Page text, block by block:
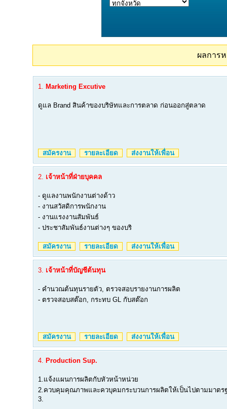
ผลการ
1. Marketing Excutive
ดูแล Brand สินค้าของบริษัทและการตลาด ก่อนออกสู่ตลาด
สมัครงาน รายละเอียด ส่งงานให้เพื่อน
2. เจ้าหน้าที่ฝ่ายบุคคล
- ดูแลงานพนักงานต่างด้าว
- งานสวัสดิการพนักงาน
- งานแรงงานสัมพันธ์
- ประชาสัมพันธ์งานต่างๆ ของบริ
สมัครงาน รายละเอียด ส่งงานให้เพื่อน
3. เจ้าหน้าที่บัญชีต้นทุน
- คำนวณต้นทุนรายตัว, ตรวจสอบรายงานการผลิต
- ตรวจสอบสต๊อก, กระทบ GL กับสต๊อก
สมัครงาน รายละเอียด ส่งงานให้เพื่อน
4. Production Sup.
1.แจ้งแผนการผลิตกับหัวหน้าหน่วย
2.ควบคุมคุณภาพและควบุคมกระบวนการผลิตให้เป็นไปตามมาตร
3.